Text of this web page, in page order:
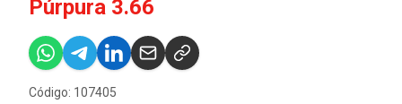
Púrpura 3.66
Código: 107405